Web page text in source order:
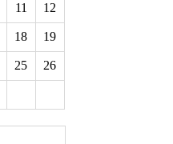
11 12
18 19
25 26